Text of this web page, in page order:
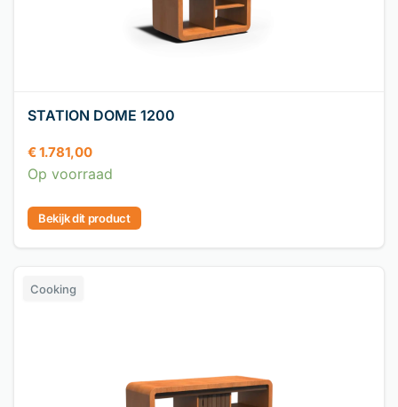
STATION DOME 1200
€1.781,00
Op voorraad
Bekijk dit product
Cooking